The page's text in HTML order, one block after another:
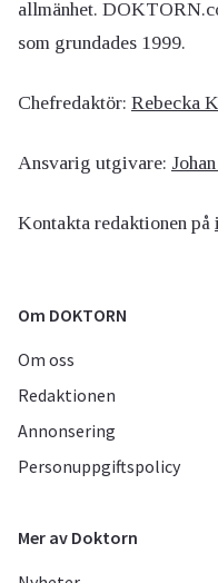
allmänhet.
som grundades 1999.
Chefredaktör: Rebecka
Ansvarig utgivare:
Kontakta redaktionen på
Om DOKTORN
Om oss
Redaktionen
Annonsering
Personuppgiftspolicy
Mer av Doktorn